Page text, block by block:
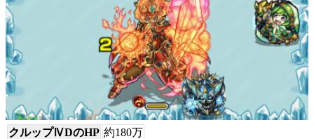
クルップⅣDのHP 約180万